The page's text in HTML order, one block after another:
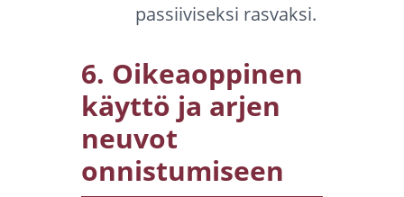
passiiviseksi rasvaksi.
6. Oikeaoppinen
käyttö ja arjen
neuvot
onnistumiseen